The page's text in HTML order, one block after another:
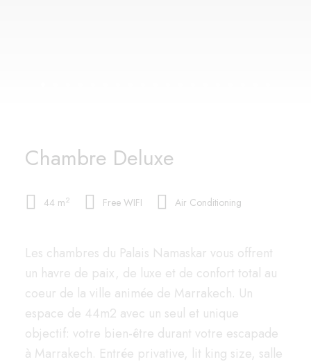
Chambre Deluxe
44 m2 Free WIFI Air Conditioning
Les chambres du Palais Namaskar vous offrent
un havre de paix, de luxe et de confort total au
coeur de la ville animée de Marrakech. Un
espace de 44m2 avec un seul et unique
objectif: votre bien-être durant votre escapade
à Marrakech. Entrée privative, lit king size, salle